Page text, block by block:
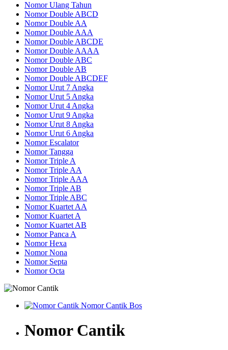
Nomor Ulang Tahun
Nomor Double ABCD
Nomor Double AA
Nomor Double AAA
Nomor Double ABCDE
Nomor Double AAAA
Nomor Double ABC
Nomor Double AB
Nomor Double ABCDEF
Nomor Urut 7 Angka
Nomor Urut 5 Angka
Nomor Urut 4 Angka
Nomor Urut 9 Angka
Nomor Urut 8 Angka
Nomor Urut 6 Angka
Nomor Escalator
Nomor Tangga
Nomor Triple A
Nomor Triple AA
Nomor Triple AAA
Nomor Triple AB
Nomor Triple ABC
Nomor Kuartet AA
Nomor Kuartet A
Nomor Kuartet AB
Nomor Panca A
Nomor Hexa
Nomor Nona
Nomor Septa
Nomor Octa
Nomor Cantik